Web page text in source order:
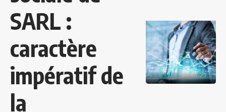
SARL :
caractère
impératif de
la